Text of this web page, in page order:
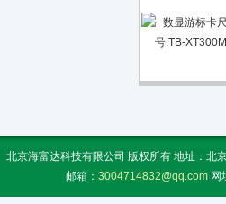
北京海富达科技有限公司 版权所有 地址：北
邮箱： 3004714832@qq.com 网